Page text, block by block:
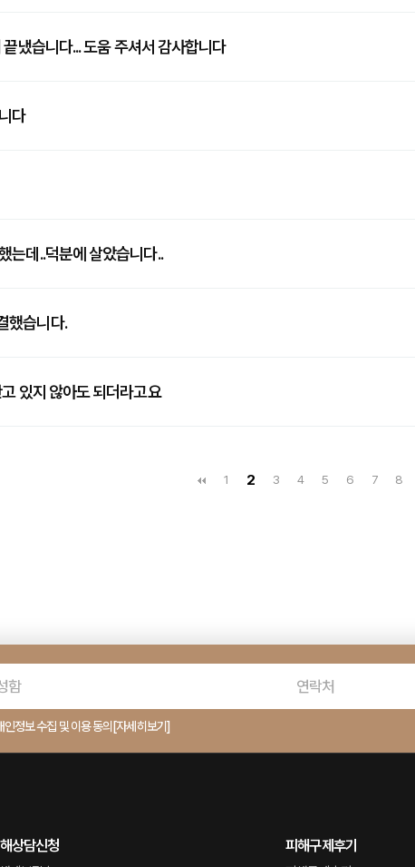
냈습니다... 도움 주셔서 감사합니다
다
는데..덕분에 살았습니다..
했습니다.
있지 않아도 되더라고요
1 2 3 4 5 6 7 8
인정보 수집 및 이용 동의 [자세히보기]
상담신청 피해구제후기